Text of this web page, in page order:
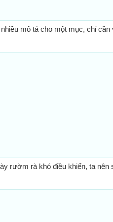
mô tả cho một mục, chỉ cần
rườm rà khó điều khiển, ta nên